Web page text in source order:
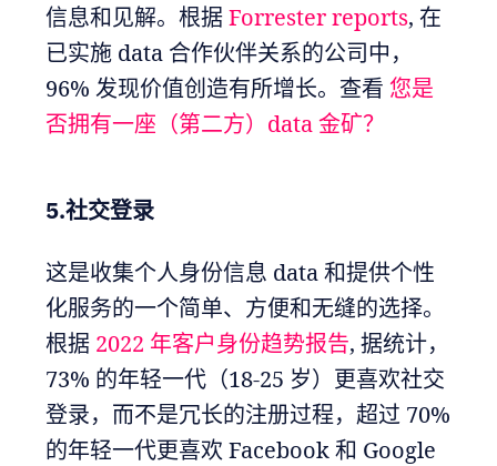
信息和见解。根据Forrester reports, 在
已实施 data 合作伙伴关系的公司中，
96% 发现价值创造有所增长。查看 您是
否拥有一座（第二方）data 金矿？
5.社交登录
这是收集个人身份信息 data 和提供个性
化服务的一个简单、方便和无缝的选择。
根据2022 年客户身份趋势报告, 据统计，
73% 的年轻一代（18-25 岁）更喜欢社交
登录，而不是冗长的注册过程，超过 70%
的年轻一代更喜欢 Facebook 和 Google